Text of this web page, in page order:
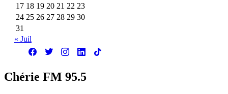
17 18 19 20 21 22 23
24 25 26 27 28 29 30
31
« Juil
Chérie FM 95.5